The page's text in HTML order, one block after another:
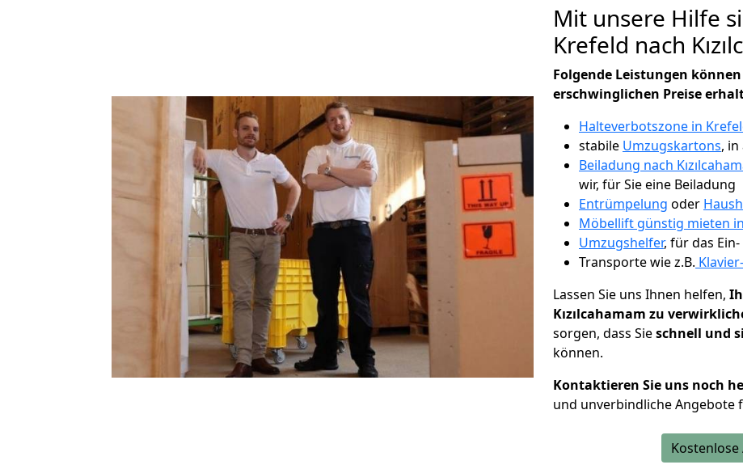
Mit unsere Hilfe
Krefeld nach
Folgende Leistungen
erschwinglichen Preise
Halteverbotszone in
stabile Umzugskartons,
Beiladung nach
wir, für Sie eine Beiladung
Entrümpelung oder
Möbellift günstig mieten
Umzugshelfer, für das
Transporte wie z.B. Klavier-
Lassen Sie uns Ihnen helfen,
Kızılcahamam zu
sorgen, dass Sieschnell und
können.
Kontaktieren Sie uns noch
und unverbindliche Angebote